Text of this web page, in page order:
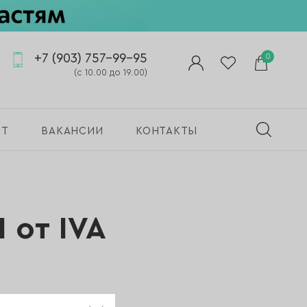
+7 (903) 757-99-95
(с 10.00 до 19.00)
0
ВАКАНСИИ КОНТАКТЫ
от IVA